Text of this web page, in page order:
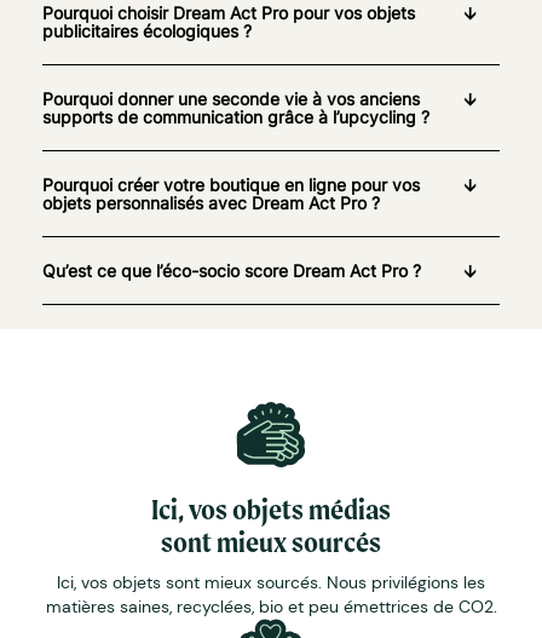
Pourquoi choisir Dream Act Pro pour vos objets
publicitaires écologiques ?
Pourquoi donner une seconde vie à vos anciens
supports de communication grâce à l’upcycling ?
Pourquoi créer votre boutique en ligne pour vos
objets personnalisés avec Dream Act Pro ?
Qu’est ce que l’éco-socio score Dream Act Pro ?
Ici, vos objets médias
sont mieux sourcés
Ici, vos objets sont mieux sourcés. Nous privilégions les
matières saines, recyclées, bio et peu émettrices de CO2.